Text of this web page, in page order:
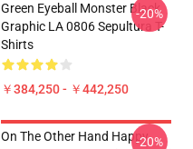
Green Eyeball Monster Black
Graphic LA 0806 Sepultura T-
Shirts
￥384,250 - ￥442,250
-20%
On The Other Hand Happy-20%